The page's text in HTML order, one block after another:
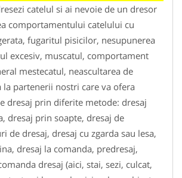
catelul si ai nevoie de un dresor
comportamentului catelului cu
fugaritul pisicilor, nesupunerea
excesiv, muscatul, comportament
mestecatul, neascultarea de
la partenerii nostri care va ofera
dresaj prin diferite metode: dresaj
dresaj prin soapte, dresaj de
de dresaj, dresaj cu zgarda sau lesa,
dresaj la comanda, predresaj,
dresaj (aici, stai, sezi, culcat,